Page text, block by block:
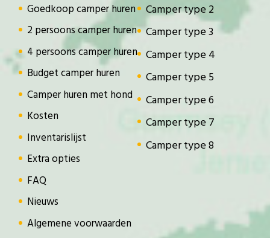
Goedkoop camper huren
2 persoons camper huren
4 persoons camper huren
Budget camper huren
Camper huren met hond
Kosten
Inventarislijst
Extra opties
FAQ
Nieuws
Algemene voorwaarden
Camper type 2
Camper type 3
Camper type 4
Camper type 5
Camper type 6
Camper type 7
Camper type 8